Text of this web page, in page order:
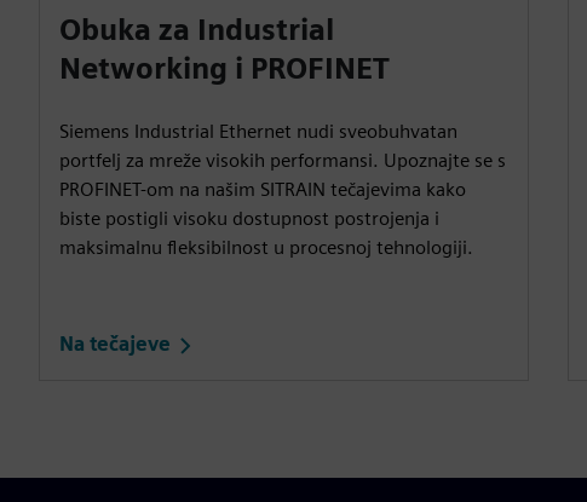
Obuka za Industrial
Networking i PROFINET
Siemens Industrial Ethernet nudi sveobuhvatan
portfelj za mreže visokih performansi. Upoznajte se s
PROFINET-om na našim SITRAIN tečajevima kako
biste postigli visoku dostupnost postrojenja i
maksimalnu fleksibilnost u procesnoj tehnologiji.
Na tečajeve